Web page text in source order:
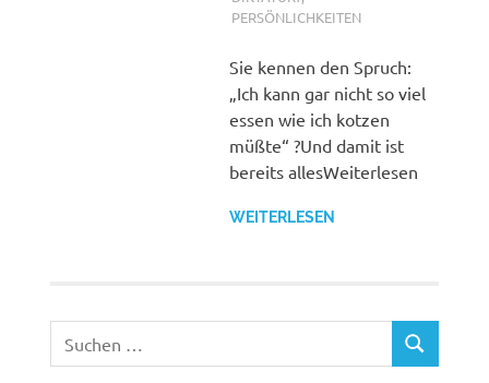
PERSÖNLICHKEITEN
Sie kennen den Spruch:
„Ich kann gar nicht so viel
essen wie ich kotzen
müßte“ ?Und damit ist
bereits allesWeiterlesen
WEITERLESEN
nach:
SUCHEN